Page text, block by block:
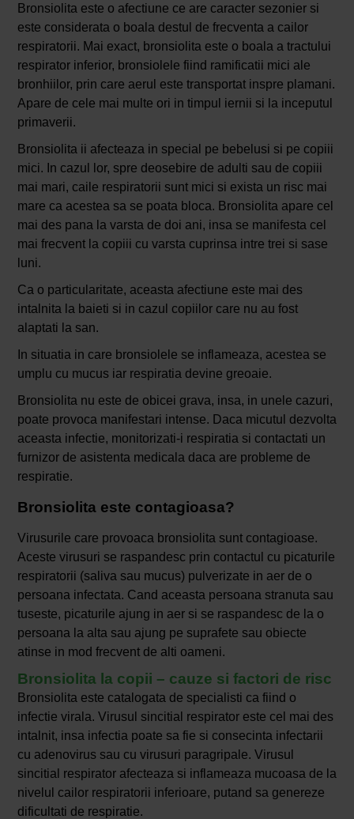
Bronsiolita este o afectiune ce are caracter sezonier si
este considerata o boala destul de frecventa a cailor
respiratorii. Mai exact, bronsiolita este o boala a tractului
respirator inferior, bronsiolele fiind ramificatii mici ale
bronhiilor, prin care aerul este transportat inspre plamani.
Apare de cele mai multe ori in timpul iernii si la inceputul
primaverii.
Bronsiolita ii afecteaza in special pe bebelusi si pe copiii
mici. In cazul lor, spre deosebire de adulti sau de copiii
mai mari, caile respiratorii sunt mici si exista un risc mai
mare ca acestea sa se poata bloca. Bronsiolita apare cel
mai des pana la varsta de doi ani, insa se manifesta cel
mai frecvent la copiii cu varsta cuprinsa intre trei si sase
luni.
Ca o particularitate, aceasta afectiune este mai des
intalnita la baieti si in cazul copiilor care nu au fost
alaptati la san.
In situatia in care bronsiolele se inflameaza, acestea se
umplu cu mucus iar respiratia devine greoaie.
Bronsiolita nu este de obicei grava, insa, in unele cazuri,
poate provoca manifestari intense. Daca micutul dezvolta
aceasta infectie, monitorizati-i respiratia si contactati un
furnizor de asistenta medicala daca are probleme de
respiratie.
Bronsiolita este contagioasa?
Virusurile care provoaca bronsiolita sunt contagioase.
Aceste virusuri se raspandesc prin contactul cu picaturile
respiratorii (saliva sau mucus) pulverizate in aer de o
persoana infectata. Cand aceasta persoana stranuta sau
tuseste, picaturile ajung in aer si se raspandesc de la o
persoana la alta sau ajung pe suprafete sau obiecte
atinse in mod frecvent de alti oameni.
Bronsiolita la copii – cauze si factori de risc
Bronsiolita este catalogata de specialisti ca fiind o
infectie virala. Virusul sincitial respirator este cel mai des
intalnit, insa infectia poate sa fie si consecinta infectarii
cu adenovirus sau cu virusuri paragripale. Virusul
sincitial respirator afecteaza si inflameaza mucoasa de la
nivelul cailor respiratorii inferioare, putand sa genereze
dificultati de respiratie.